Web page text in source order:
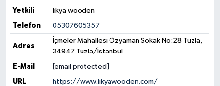
Yetkili likya wooden
Telefon 05307605357
Adres
İçmeler Mahallesi Özyaman Sokak No:28 Tuzla,
34947 Tuzla/İstanbul
E-Mail [email protected]
URL https://www.likyawooden.com/